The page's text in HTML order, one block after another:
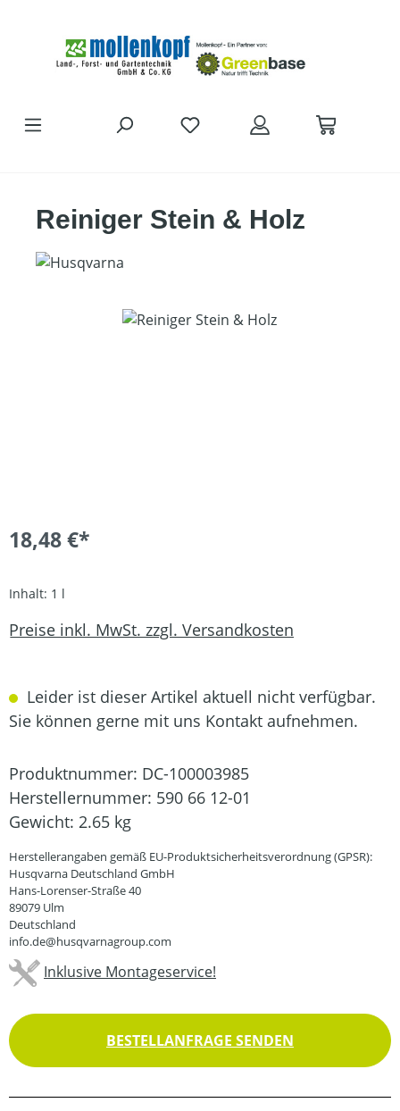
Reiniger Stein & Holz
Bildergalerie überspringen
18,48 €*
Inhalt: 1 l
Preise inkl. MwSt. zzgl. Versandkosten
Leider ist dieser Artikel aktuell nicht verfügbar.
Sie können gerne mit uns Kontakt aufnehmen.
Produktnummer: DC-100003985
Herstellernummer: 590 66 12-01
Gewicht: 2.65 kg
Herstellerangaben gemäß EU-Produktsicherheitsverordnung (GPSR):
Husqvarna Deutschland GmbH
Hans-Lorenser-Straße 40
89079 Ulm
Deutschland
info.de@husqvarnagroup.com
Inklusive Montageservice!
BESTELLANFRAGE SENDEN